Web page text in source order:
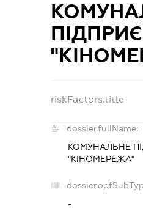
riskFactors.title
dossier.fullName:
КОМУНАЛЬНЕ
"КІНОМЕРЕЖА"
-